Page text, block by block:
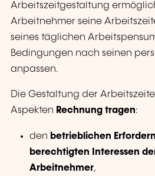
Arbeitszeitgestaltung
Arbeitnehmer seine
seines täglichen
Bedingungen nach seinen
anpassen.
Die Gestaltung der
Aspekten Rechnung tragen:
den betrieblichen
berechtigten Interessen
Arbeitnehmer,